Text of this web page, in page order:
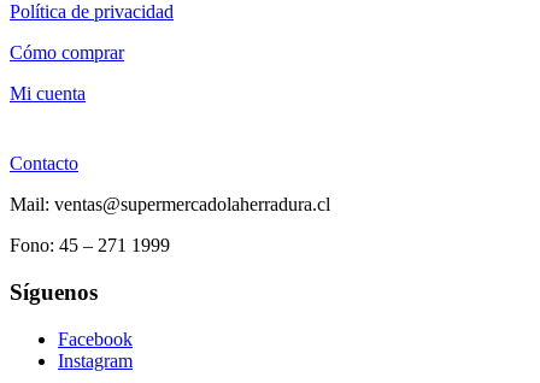
Política de privacidad
Cómo comprar
Mi cuenta
Contacto
Mail: ventas@supermercadolaherradura.cl
Fono: 45 – 271 1999
Síguenos
Facebook
Instagram